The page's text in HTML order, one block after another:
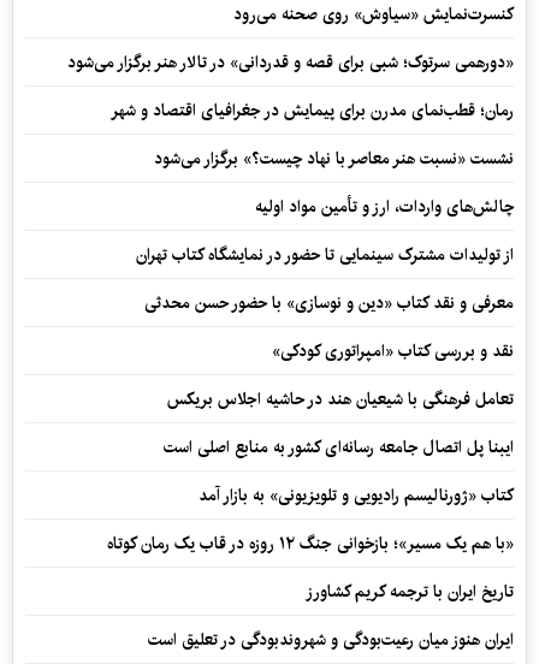
کنسرت‌نمایش «سیاوش» روی صحنه می‌رود
«دورهمی سرتوک؛ شبی برای قصه و قدردانی» در تالار هنر برگزار می‌شود
رمان؛ قطب‌نمای مدرن برای پیمایش در جغرافیای اقتصاد و شهر
نشست «نسبت هنر معاصر با نهاد چیست؟» برگزار می‌شود
چالش‌های واردات، ارز و تأمین مواد اولیه
از تولیدات مشترک سینمایی تا حضور در نمایشگاه کتاب تهران
معرفی و نقد کتاب «دین و نوسازی» با حضور حسن محدثی
نقد و بررسی کتاب «امپراتوری کودکی»
تعامل فرهنگی با شیعیان هند در حاشیه اجلاس بریکس
ایبنا پل اتصال جامعه رسانه‌ای کشور به منابع اصلی است
کتاب «ژورنالیسم رادیویی و تلویزیونی» به بازار آمد
«با هم یک مسیر»؛ بازخوانی جنگ ۱۲ روزه در قاب یک رمان کوتاه
تاریخ ایران با ترجمه کریم کشاورز
ایران هنوز میان رعیت‌بودگی و شهروندبودگی در تعلیق است